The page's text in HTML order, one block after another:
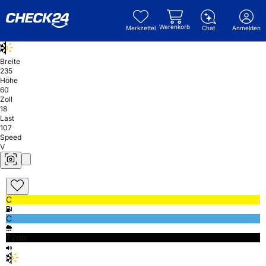
Merkzettel Warenkorb Chat Anmelden
Breite
235
Höhe
60
Zoll
18
Last
107
Speed
V
C
C
72db